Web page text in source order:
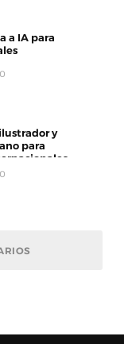
a IA para
0
y
para
0